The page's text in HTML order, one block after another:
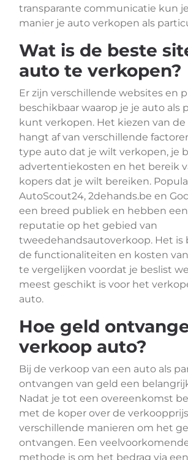
transparante communicatie kun
manier je auto verkopen als
Wat is de beste
auto te verkopen?
Er zijn verschillende websites en
beschikbaar waarop je je auto als
kunt verkopen. Het kiezen van de
hangt af van verschillende
type auto dat je wilt verkopen, je
advertentiekosten en het bereik
kopers dat je wilt bereiken.
AutoScout24, 2dehands.be en
een breed publiek en hebben
reputatie op het gebied van
tweedehandsautoverkoop. Het is
de functionaliteiten en kosten
te vergelijken voordat je beslist
meest geschikt is voor het
auto.
Hoe geld
verkoop auto?
Bij de verkoop van een auto als
ontvangen van geld een
Nadat je tot een overeenkomst
met de koper over de
verschillende manieren om het
ontvangen. Een
methode is om het bedrag via een